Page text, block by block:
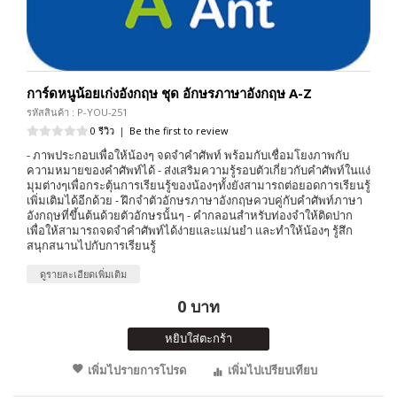
การ์ดหนูน้อยเก่งอังกฤษ ชุด อักษรภาษาอังกฤษ A-Z
รหัสสินค้า : P-YOU-251
0 รีวิว | Be the first to review
- ภาพประกอบเพื่อให้น้องๆ จดจำคำศัพท์ พร้อมกับเชื่อมโยงภาพกับ
ความหมายของคำศัพท์ได้ - ส่งเสริมความรู้รอบตัวเกี่ยวกับคำศัพท์ในแง่
มุมต่างๆเพื่อกระตุ้นการเรียนรู้ของน้องๆทั้งยังสามารถต่อยอดการเรียนรู้
เพิ่มเติมได้อีกด้วย - ฝึกจำตัวอักษรภาษาอังกฤษควบคู่กับคำศัพท์ภาษา
อังกฤษที่ขึ้นต้นด้วยตัวอักษรนั้นๆ - คำกลอนสำหรับท่องจำให้ติดปาก
เพื่อให้สามารถจดจำคำศัพท์ได้ง่ายและแม่นยำ และทำให้น้องๆ รู้สึก
สนุกสนานไปกับการเรียนรู้
ดูรายละเอียดเพิ่มเติม
0 บาท
หยิบใส่ตะกร้า
เพิ่มไปรายการโปรด
เพิ่มไปเปรียบเทียบ